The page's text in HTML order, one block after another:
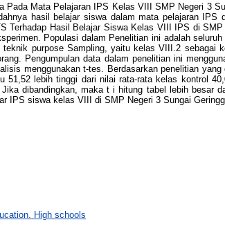
Mata Pelajaran IPS Kelas VIII SMP Negeri 3
hasil belajar siswa dalam mata pelajaran IPS
Terhadap Hasil Belajar Siswa Kelas VIII IPS di
Populasi dalam Penelitian ini adalah
purpose Sampling, yaitu kelas VIII.2 sebagai
Pengumpulan data dalam penelitian ini
menggunakan t-tes. Berdasarkan penelitian
lebih tinggi dari nilai rata-rata kelas kontrol
dibandingkan, maka t i hitung tabel lebih besar
IPS siswa kelas VIII di SMP Negeri 3 Sungai
High schools